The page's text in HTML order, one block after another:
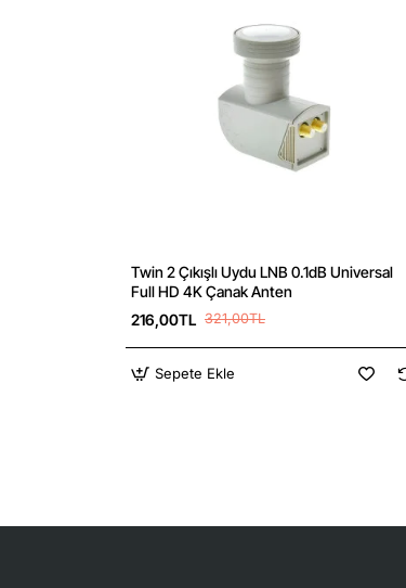
Yeni
Twin 2 Çıkışlı Uydu LNB 0.1dB Universal
Full HD 4K Çanak Anten
216,00TL 321,00TL
Sepete Ekle